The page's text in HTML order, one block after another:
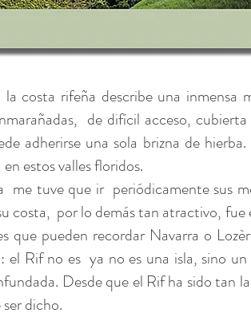
costa rifeña describe una inmensa
de difícil acceso,
adherirse una sola brizna de
en estos valles floridos.
me tuve que ir periódicamente sus
costa, por lo demás tan atractivo,
que pueden recordar Navarra o
el Rif no es ya no es una isla, sino
Desde que el Rif ha sido tan
dicho.